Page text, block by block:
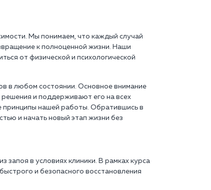
Мы понимаем, что каждый случай
к полноценной жизни. Наши
от физической и психологической
в любом состоянии. Основное внимание
и поддерживают его на всех
принципы нашей работы. Обратившись в
и начать новый этап жизни без
в условиях клиники. В рамках курса
и безопасного восстановления